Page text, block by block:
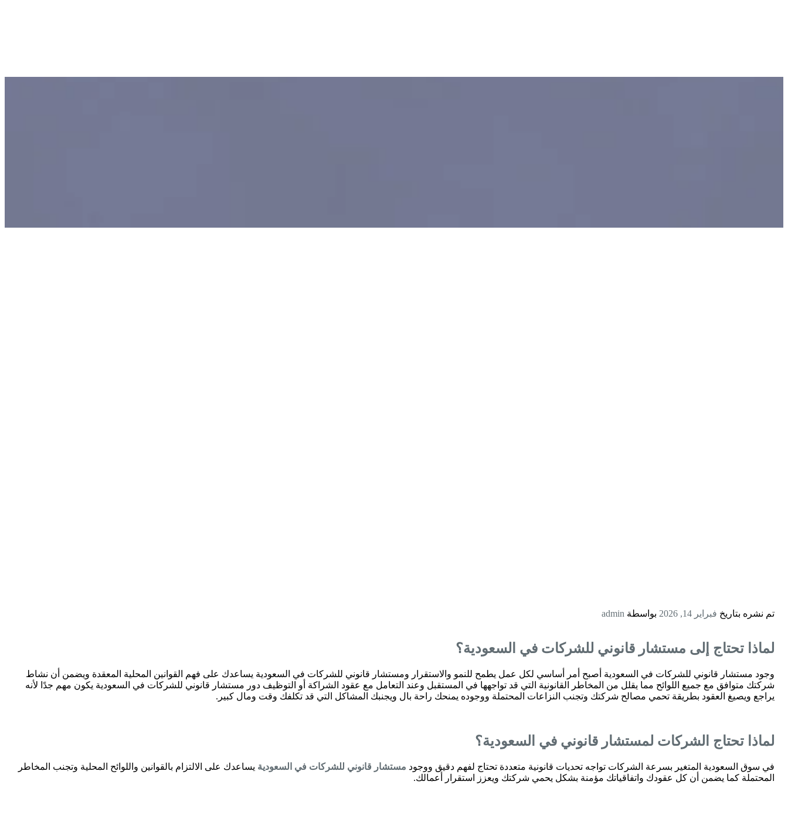
تم نشره بتاريخ فبراير 14, 2026 بواسطة admin
لماذا تحتاج إلى مستشار قانوني للشركات في السعودية؟
وجود مستشار قانوني للشركات في السعودية أصبح أمر أساسي لكل عمل يطمح للنمو والاستقرار ومستشار قانوني للشركات في السعودية يساعدك على فهم القوانين المحلية المعقدة ويضمن أن نشاط
شركتك متوافق مع جميع اللوائح مما يقلل من المخاطر القانونية التي قد تواجهها في المستقبل وعند التعامل مع عقود الشراكة أو التوظيف دور مستشار قانوني للشركات في السعودية يكون مهم جدًا لأنه
يراجع ويصيغ العقود بطريقة تحمي مصالح شركتك وتجنب النزاعات المحتملة ووجوده يمنحك راحة بال ويجنبك المشاكل التي قد تكلفك وقت ومال كبير.
لماذا تحتاج الشركات لمستشار قانوني في السعودية؟
في سوق السعودية المتغير بسرعة الشركات تواجه تحديات قانونية متعددة تحتاج لفهم دقيق ووجود مستشار قانوني للشركات في السعودية يساعدك على الالتزام بالقوانين واللوائح المحلية وتجنب المخاطر
المحتملة كما يضمن أن كل عقودك واتفاقياتك مؤمنة بشكل يحمي شركتك ويعزز استقرار أعمالك.